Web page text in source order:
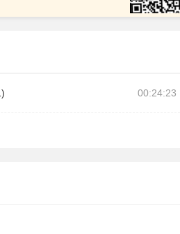
00:24:23